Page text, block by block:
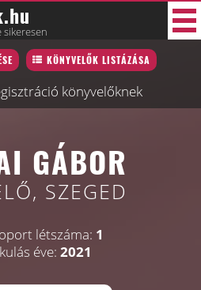
sikeresen
KÖNYVELŐK LISTÁZÁSA
könyvelőknek
GÁBOR
SZEGED
létszáma: 1
éve: 2021